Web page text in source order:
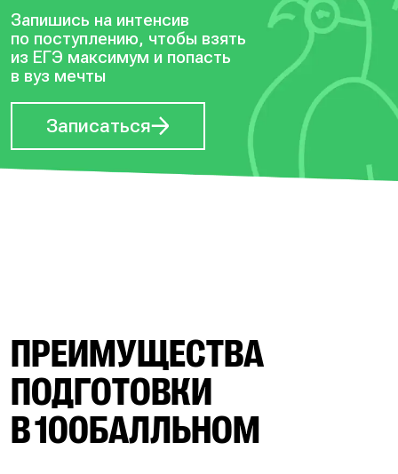
Запишись на интенсив
по поступлению, чтобы взять
из ЕГЭ максимум и попасть
в вуз мечты
Записаться
ПРЕИМУЩЕСТВА
ПОДГОТОВКИ
В 100БАЛЛЬНОМ